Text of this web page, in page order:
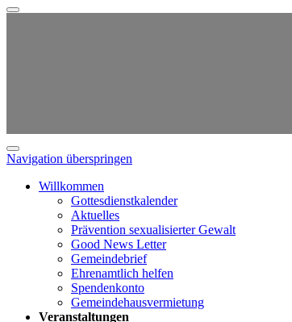
Navigation überspringen
Willkommen
Gottesdienstkalender
Aktuelles
Prävention sexualisierter Gewalt
Good News Letter
Gemeindebrief
Ehrenamtlich helfen
Spendenkonto
Gemeindehausvermietung
Veranstaltungen